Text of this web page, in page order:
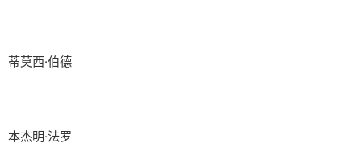
蒂莫西·伯德
本杰明·法罗